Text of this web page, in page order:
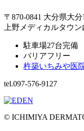
〒870-0841 大分県大
上野メディカルタウン
駐車場27台完備
バリアフリー
杵築いちみや医
tel.097-576-9127
© ICHIMIYA